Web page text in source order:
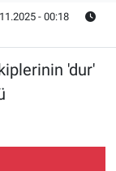
- 00:18
'dur'